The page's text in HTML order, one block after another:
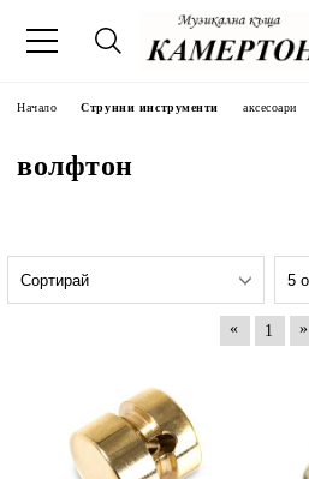
Начало Струнни инструменти аксесоари
волфтон
« 1 »